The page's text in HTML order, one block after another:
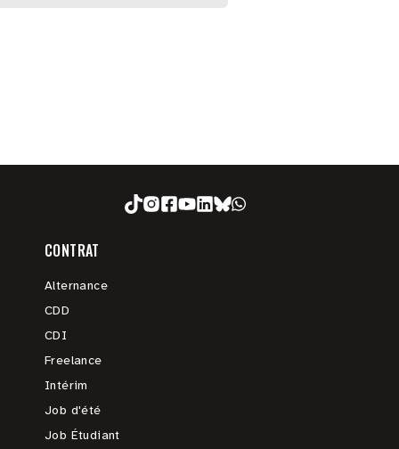
CONTRAT
Alternance
CDD
CDI
Freelance
Intérim
Job d'été
Job Étudiant